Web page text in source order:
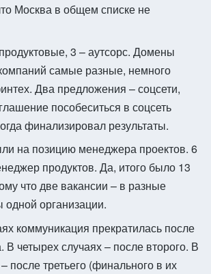
Москва в общем списке не
3 – аутсорс. Домены
самые разные, немного
Два предложения – соцсети,
пособеситься в соцсеть
финализировал результаты.
на позицию менеджера проектов. 6
продуктов. Да, итого было 13
что две вакансии – в разные
организации.
коммуникация прекратилась после
В четырех случаях – после второго. В
после третьего (финального в их